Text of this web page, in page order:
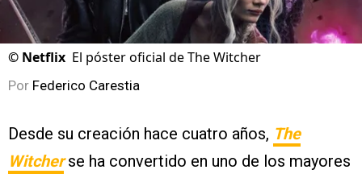
© Netflix El póster oficial de The Witcher
Por Federico Carestia
Desde su creación hace cuatro años, The
Witcherse ha convertido en uno de los mayores